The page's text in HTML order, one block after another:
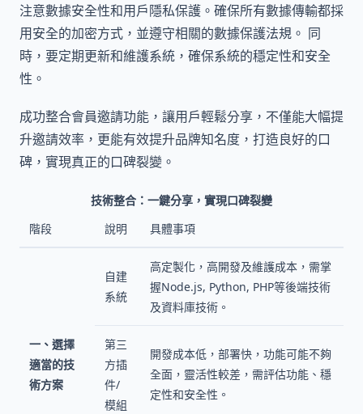
注意數據安全性和用戶隱私保護。確保所有數據傳輸都採
用安全的加密方式，並遵守相關的數據保護法規。 同
時，要定期更新和維護系統，確保系統的穩定性和安全
性。
成功整合會員邀請功能，讓用戶輕鬆分享，不僅能大幅提
升邀請效率，更能有效提升品牌知名度，打造良好的口
碑，實現真正的口碑裂變。
技術整合：一鍵分享，實現口碑裂變
階段
說明 具體事項
一、選擇
適當的技
術方案
自建
系統
高定製化，高開發及維護成本，需掌
握Node.js, Python, PHP等後端技術
及資料庫技術。
第三
方插
件/
模組
開發成本低，部署快，功能可能不夠
全面，靈活性較差，需評估功能、穩
定性和安全性。